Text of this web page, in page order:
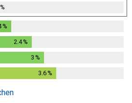
%
%
2.4%
3 %
3.6%